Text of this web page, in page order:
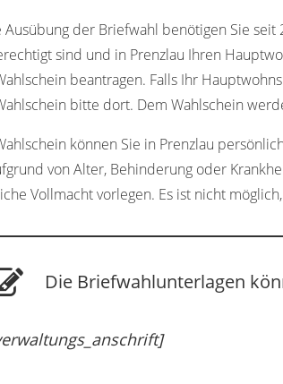
Ausübung der Briefwahl benötigen Sie
sind und in Prenzlau Ihren
beantragen. Falls Ihr
bitte dort. Dem Wahlschein
können Sie in Prenzlau
von Alter, Behinderung oder
Vollmacht vorlegen. Es ist nicht
Die Briefwahlunterlagen